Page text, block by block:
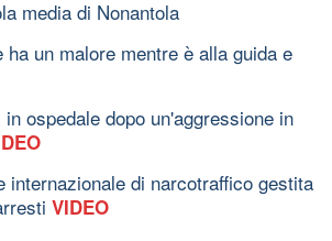
media di Nonantola
ha un malore mentre è alla guida e
ospedale dopo un'aggressione in
internazionale di narcotraffico gestita
VIDEO